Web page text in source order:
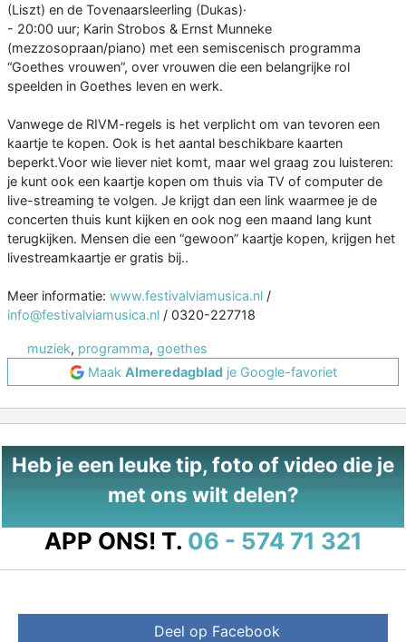
(Liszt) en de Tovenaarsleerling (Dukas)·
- 20:00 uur; Karin Strobos & Ernst Munneke
(mezzosopraan/piano) met een semiscenisch programma
“Goethes vrouwen”, over vrouwen die een belangrijke rol
speelden in Goethes leven en werk.
Vanwege de RIVM-regels is het verplicht om van tevoren een
kaartje te kopen. Ook is het aantal beschikbare kaarten
beperkt.Voor wie liever niet komt, maar wel graag zou luisteren:
je kunt ook een kaartje kopen om thuis via TV of computer de
live-streaming te volgen. Je krijgt dan een link waarmee je de
concerten thuis kunt kijken en ook nog een maand lang kunt
terugkijken. Mensen die een “gewoon” kaartje kopen, krijgen het
livestreamkaartje er gratis bij..
Meer informatie: www.festivalviamusica.nl /
info@festivalviamusica.nl / 0320-227718
muziek, programma, goethes
Maak Almeredagbladje Google-favoriet
Heb je een leuke tip, foto of video die je
met ons wilt delen?
APP ONS! T. 06 - 574 71 321
Deel op Facebook